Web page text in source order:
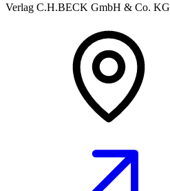
Verlag C.H.BECK GmbH & Co. KG